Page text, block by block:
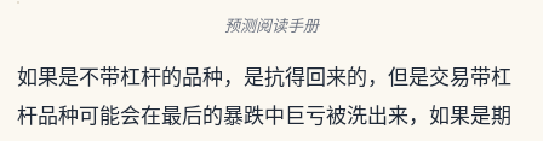
预测阅读手册
如果是不带杠杆的品种，是抗得回来的，但是交易带杠
杆品种可能会在最后的暴跌中巨亏被洗出来，如果是期